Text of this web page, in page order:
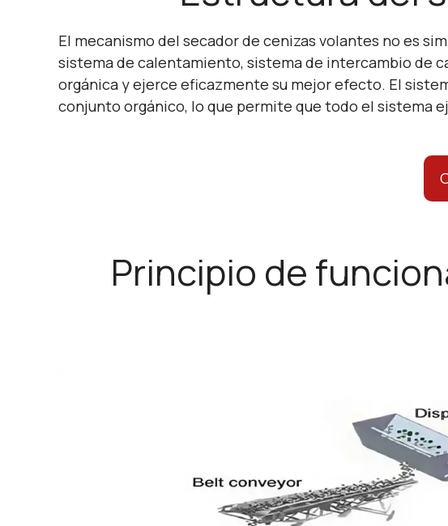
El mecanismo del secador de cenizas volantes no es
sistema de calentamiento, sistema de intercambio de
orgánica y ejerce eficazmente su mejor efecto. El
conjunto orgánico, lo que permite que todo el sistema
Principio de